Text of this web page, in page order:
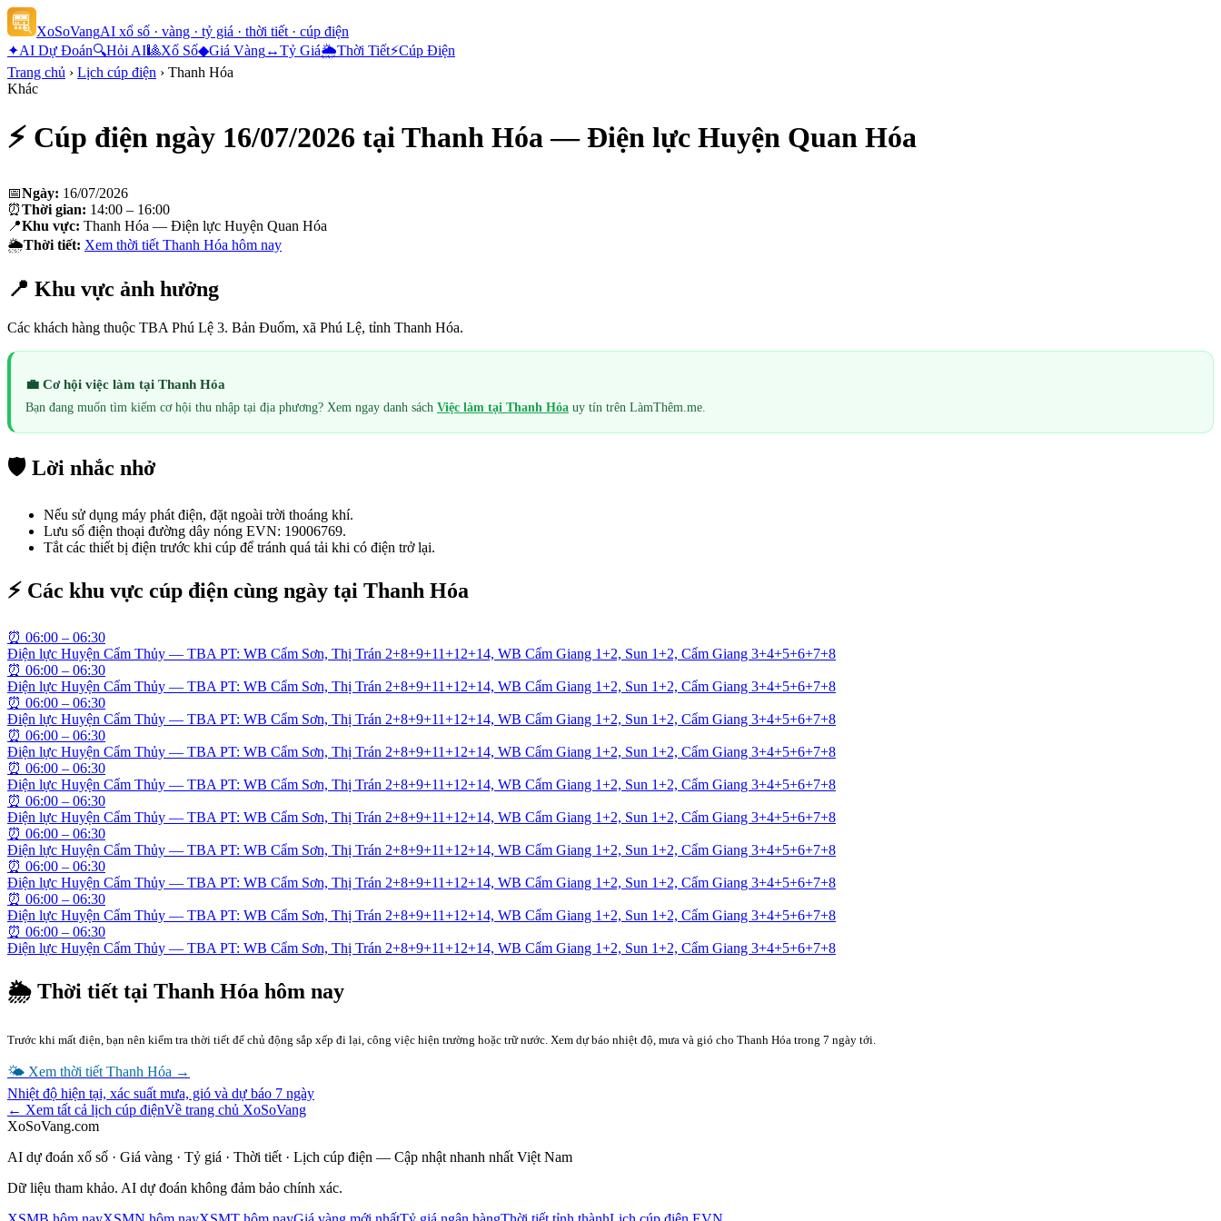
XoSoVangAI xổ số · vàng · tỷ giá · thời tiết · cúp điện
✦AI Dự Đoán🔍Hỏi AI🎱Xổ Số◆Giá Vàng↔Tỷ Giá🌦Thời Tiết⚡Cúp Điện
Trang chủ › Lịch cúp điện › Thanh Hóa
Khác
⚡ Cúp điện ngày 16/07/2026 tạiThanh Hóa — Điện lực Huyện Quan Hóa
📅Ngày: 16/07/2026
⏰Thời gian: 14:00 – 16:00
📍Khu vực: Thanh Hóa — Điện lực Huyện Quan Hóa
🌦Thời tiết: Xem thời tiết Thanh Hóa hôm nay
📍 Khu vực ảnh hưởng
Các khách hàng thuộc TBA Phú Lệ 3. Bản Đuốm, xã Phú Lệ, tỉnh Thanh Hóa.
💼 Cơ hội việc làm tại Thanh Hóa
Bạn đang muốn tìm kiếm cơ hội thu nhập tại địa phương? Xem ngay danh sách Việc làm tại Thanh Hóa uy tín trên LàmThêm.me.
🛡️ Lời nhắc nhở
Nếu sử dụng máy phát điện, đặt ngoài trời thoáng khí.
Lưu số điện thoại đường dây nóng EVN: 19006769.
Tắt các thiết bị điện trước khi cúp để tránh quá tải khi có điện trở lại.
⚡ Các khu vực cúp điện cùng ngày tại Thanh Hóa
⏰ 06:00 – 06:30
Điện lực Huyện Cẩm Thủy — TBA PT: WB Cẩm Sơn, Thị Trán 2+8+9+11+12+14, WB Cẩm Giang 1+2, Sun 1+2, Cẩm Giang 3+4+5+6+7+8
⏰ 06:00 – 06:30
Điện lực Huyện Cẩm Thủy — TBA PT: WB Cẩm Sơn, Thị Trán 2+8+9+11+12+14, WB Cẩm Giang 1+2, Sun 1+2, Cẩm Giang 3+4+5+6+7+8
⏰ 06:00 – 06:30
Điện lực Huyện Cẩm Thủy — TBA PT: WB Cẩm Sơn, Thị Trán 2+8+9+11+12+14, WB Cẩm Giang 1+2, Sun 1+2, Cẩm Giang 3+4+5+6+7+8
⏰ 06:00 – 06:30
Điện lực Huyện Cẩm Thủy — TBA PT: WB Cẩm Sơn, Thị Trán 2+8+9+11+12+14, WB Cẩm Giang 1+2, Sun 1+2, Cẩm Giang 3+4+5+6+7+8
⏰ 06:00 – 06:30
Điện lực Huyện Cẩm Thủy — TBA PT: WB Cẩm Sơn, Thị Trán 2+8+9+11+12+14, WB Cẩm Giang 1+2, Sun 1+2, Cẩm Giang 3+4+5+6+7+8
⏰ 06:00 – 06:30
Điện lực Huyện Cẩm Thủy — TBA PT: WB Cẩm Sơn, Thị Trán 2+8+9+11+12+14, WB Cẩm Giang 1+2, Sun 1+2, Cẩm Giang 3+4+5+6+7+8
⏰ 06:00 – 06:30
Điện lực Huyện Cẩm Thủy — TBA PT: WB Cẩm Sơn, Thị Trán 2+8+9+11+12+14, WB Cẩm Giang 1+2, Sun 1+2, Cẩm Giang 3+4+5+6+7+8
⏰ 06:00 – 06:30
Điện lực Huyện Cẩm Thủy — TBA PT: WB Cẩm Sơn, Thị Trán 2+8+9+11+12+14, WB Cẩm Giang 1+2, Sun 1+2, Cẩm Giang 3+4+5+6+7+8
⏰ 06:00 – 06:30
Điện lực Huyện Cẩm Thủy — TBA PT: WB Cẩm Sơn, Thị Trán 2+8+9+11+12+14, WB Cẩm Giang 1+2, Sun 1+2, Cẩm Giang 3+4+5+6+7+8
⏰ 06:00 – 06:30
Điện lực Huyện Cẩm Thủy — TBA PT: WB Cẩm Sơn, Thị Trán 2+8+9+11+12+14, WB Cẩm Giang 1+2, Sun 1+2, Cẩm Giang 3+4+5+6+7+8
🌦 Thời tiết tại Thanh Hóa hôm nay
Trước khi mất điện, bạn nên kiểm tra thời tiết để chủ động sắp xếp đi lại, công việc hiện trường hoặc trữ nước. Xem dự báo nhiệt độ, mưa và gió cho Thanh Hóa trong 7 ngày tới.
🌤 Xem thời tiết Thanh Hóa →
Nhiệt độ hiện tại, xác suất mưa, gió và dự báo 7 ngày
← Xem tất cả lịch cúp điệnVề trang chủ XoSoVang
XoSoVang.com
AI dự đoán xổ số · Giá vàng · Tỷ giá · Thời tiết · Lịch cúp điện — Cập nhật nhanh nhất Việt Nam
Dữ liệu tham khảo. AI dự đoán không đảm bảo chính xác.